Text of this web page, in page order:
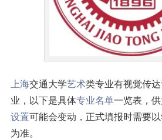
上海交通大学艺术类专业有视觉传
业，以下是具体专业名单一览表，
设置可能会变动，正式填报时需要
为准。